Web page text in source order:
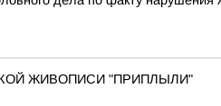
ЖИВОПИСИ "ПРИПЛЫЛИ"